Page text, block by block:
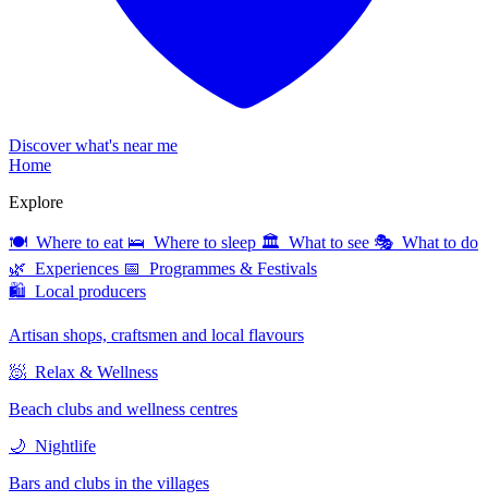
Discover what's near me
Home
Explore
🍽 Where to eat 🛌 Where to sleep 🏛 What to see 🎭 What to do
🌿 Experiences 📅 Programmes & Festivals
🛍 Local producers
Artisan shops, craftsmen and local flavours
🧖 Relax & Wellness
Beach clubs and wellness centres
🌙 Nightlife
Bars and clubs in the villages